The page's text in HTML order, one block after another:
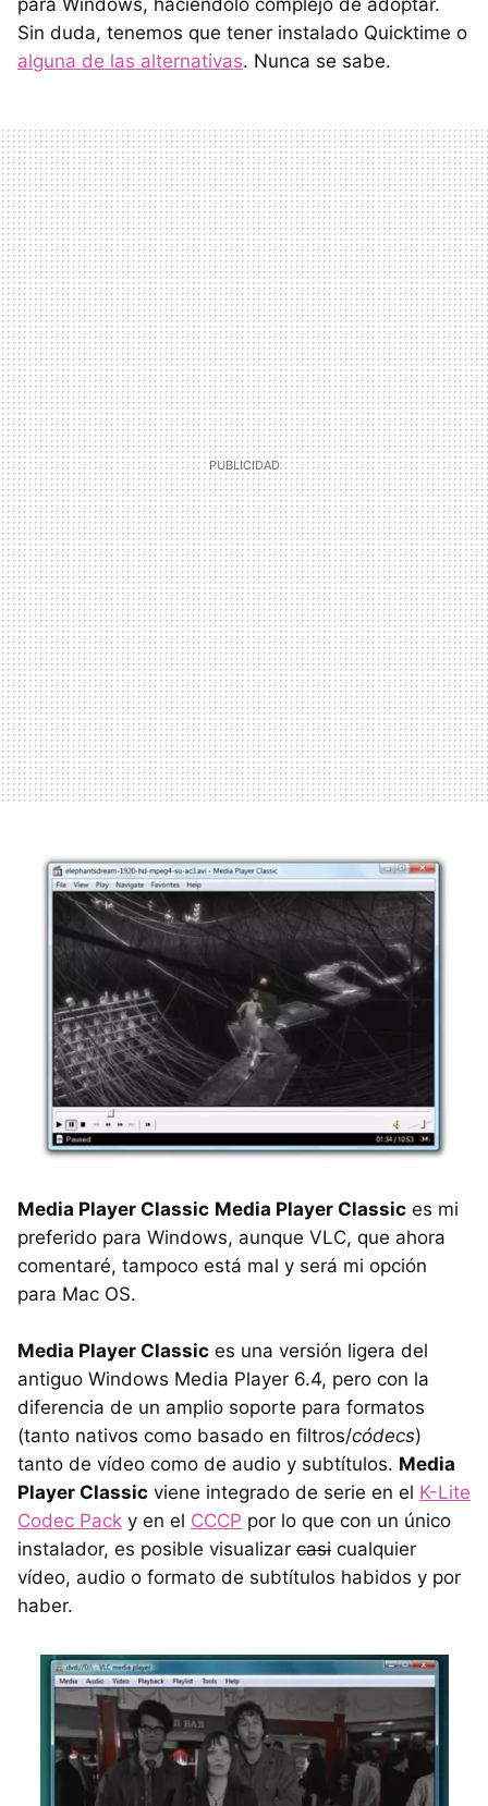
para Windows, haciéndolo complejo de adoptar.
Sin duda, tenemos que tener instalado Quicktime o
alguna de las alternativas. Nunca se sabe.
Media Player Classic Media Player Classic es mi
preferido para Windows, aunque VLC, que ahora
comentaré, tampoco está mal y será mi opción
para Mac OS.
Media Player Classic es una versión ligera del
antiguo Windows Media Player 6.4, pero con la
diferencia de un amplio soporte para formatos
(tanto nativos como basado en filtros/códecs)
tanto de vídeo como de audio y subtítulos. Media
Player Classic viene integrado de serie en el K-Lite
Codec Pack y en el CCCP por lo que con un único
instalador, es posible visualizar casi cualquier
vídeo, audio o formato de subtítulos habidos y por
haber.